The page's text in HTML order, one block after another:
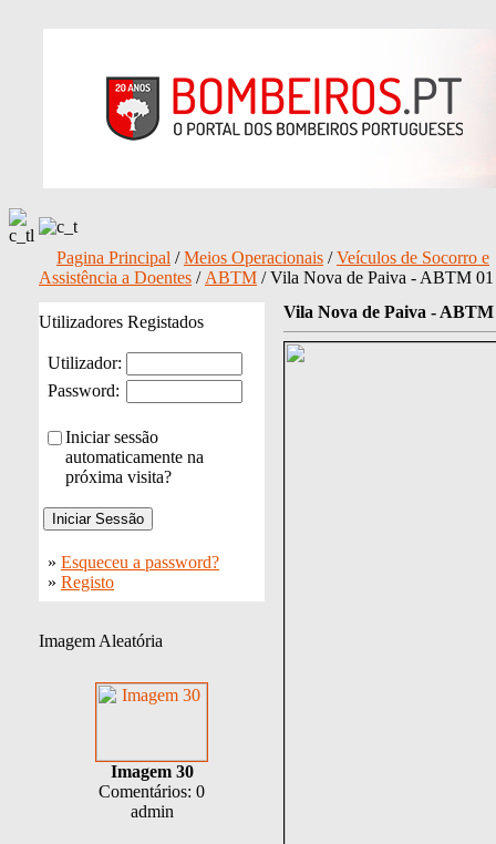
Pagina Principal /Meios Operacionais /Veículos de Socorro e
Assistência a Doentes / ABTM / Vila Nova de Paiva - ABTM 01
Utilizadores Registados
Utilizador:
Password:
Iniciar sessão
automaticamente na
próxima visita?
» Esqueceu a password?
» Registo
Imagem Aleatória
Imagem 30
Comentários: 0
admin
Vila Nova de Paiva - ABTM